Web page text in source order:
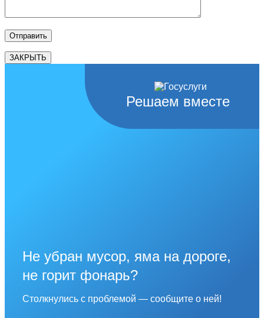
ЗАКРЫТЬ
Решаем вместе
Не убран мусор, яма на дороге,
не горит фонарь?
Столкнулись с проблемой — сообщите о ней!